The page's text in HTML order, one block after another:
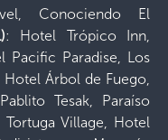
Conociendo El
: Hotel Trópico Inn,
Pacific Paradise, Los
Árbol de Fuego,
Tesak, Paraíso
Village, Hotel